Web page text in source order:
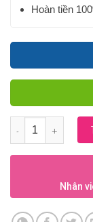
Hoàn tiền
Số lượng
Nhân